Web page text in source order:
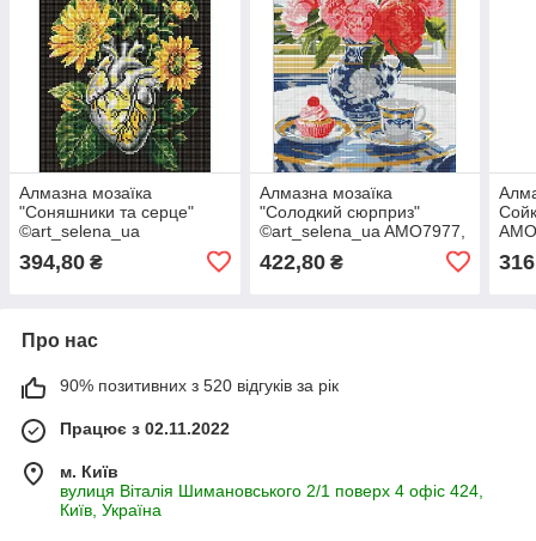
Алмазна мозаїка
"Соняшники та серце"
©art_selena_ua
394,80 ₴
Алмазна мозаїка
"Солодкий сюрприз"
©art_selena_ua AMO7977,
422,80₴
Про нас
90% позитивних з 520 відгуків за рік
Працює з 02.11.2022
м. Київ
вулиця Віталія Шимановського 2/1 поверх 4 офіс 424,
Київ, Україна